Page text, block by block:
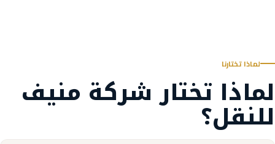
لماذا تختارنا
لماذا تختار شركة منيف
للنقل؟